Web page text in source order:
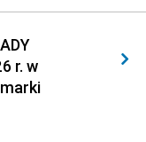
2012
2009
2006
r. w